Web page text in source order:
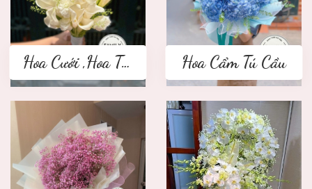
Hoa Cưới ,Hoa Tay Cầm Cô Dâu Hoa Cẩm Tú Cầu